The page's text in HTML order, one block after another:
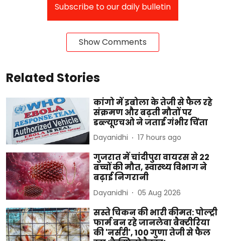
Subscribe to our daily bulletin
Show Comments
Related Stories
कांगो में इबोला के तेजी से फैल रहे
संक्रमण और बढ़ती मौतों पर
डब्ल्यूएचओ ने जताई गंभीर चिंता
Dayanidhi 17 hours ago
गुजरात में चांदीपुरा वायरस से 22
बच्चों की मौत, स्वास्थ्य विभाग ने
बढ़ाई निगरानी
Dayanidhi 05 Aug 2026
सस्ते चिकन की भारी कीमत: पोल्ट्री
फार्म बन रहे जानलेवा बैक्टीरिया
की 'नर्सरी', 100 गुणा तेजी से फैल